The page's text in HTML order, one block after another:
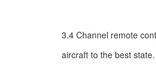
3.4 Channel remote
aircraft to the best state.